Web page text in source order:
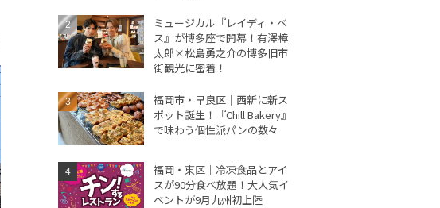
ミュージカル『レイディ・ベ
ス』が博多座で開幕！有澤樟
太郎×松島勇之介の博多旧市
街観光に密着！
福岡市・早良区｜西新に新ス
ポット誕生！『Chill Bakery』
で味わう個性派パンの数々
福岡・東区｜冷凍食品とアイ
スが90分食べ放題！大人気イ
ベントが9月九州初上陸